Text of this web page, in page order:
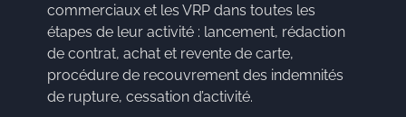
commerciaux et les VRP dans toutes les
étapes de leur activité : lancement, rédaction
de contrat, achat et revente de carte,
procédure de recouvrement des indemnités
de rupture, cessation d’activité.